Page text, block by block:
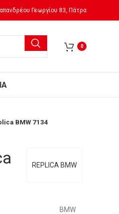
Γεωργίου 83, Πάτρα
0
BMW 7134
REPLICA BMW
BMW